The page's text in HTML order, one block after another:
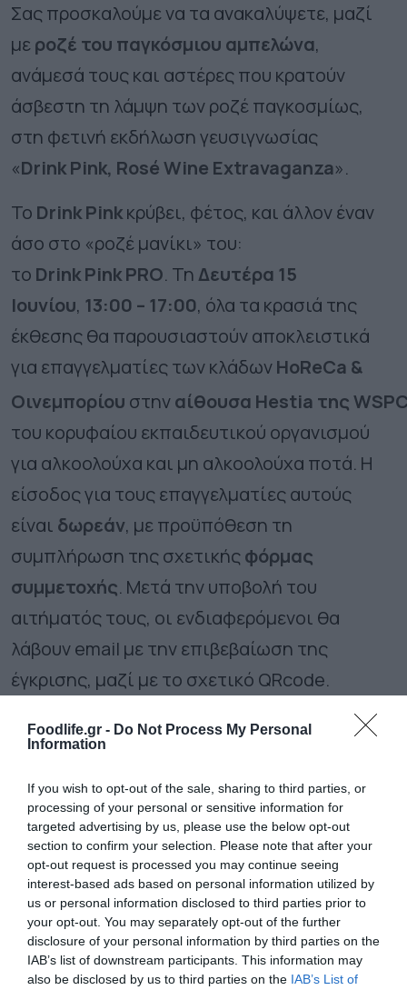
Foodlife.gr - Do Not Process My Personal
Information
If you wish to opt-out of the sale, sharing to third parties, or
processing of your personal or sensitive information for
targeted advertising by us, please use the below opt-out
section to confirm your selection. Please note that after your
opt-out request is processed you may continue seeing
interest-based ads based on personal information utilized by
us or personal information disclosed to third parties prior to
your opt-out. You may separately opt-out of the further
disclosure of your personal information by third parties on the
IAB’s list of downstream participants. This information may
also be disclosed by us to third parties on the IAB’s List of
Σας προσκαλούμε να τα ανακαλύψετε, μαζί
μεροζέ του παγκόσμιου αμπελώνα,
ανάμεσά τους και αστέρες που κρατούν
άσβεστη τη λάμψη των ροζέ παγκοσμίως,
στη φετινή εκδήλωση γευσιγνωσίας
«Drink Pink, Rosé Wine Extravaganza».
Το DrinkPinkκρύβει, φέτος, και άλλον έναν
άσο στο «ροζέ μανίκι» του:
το DrinkPinkPRO. ΤηΔευτέρα 15
Ιουνίου, 13:00 – 17:00, όλα τα κρασιά της
έκθεσης θα παρουσιαστούν αποκλειστικά
για επαγγελματίες των κλάδωνHoReCa &
Οινεμπορίου στηναίθουσα Hestia της
του κορυφαίου εκπαιδευτικού οργανισμού
για αλκοολούχα και μη αλκοολούχα ποτά. Η
είσοδος για τους επαγγελματίες αυτούς
είναι δωρεάν, με προϋπόθεση τη
συμπλήρωση της σχετικήςφόρμας
συμμετοχής. Μετά την υποβολή του
αιτήματός τους, οι ενδιαφερόμενοι θα
λάβουν email με την επιβεβαίωση της
έγκρισης, μαζί με το σχετικό QRcode.
Κυριακή 14 Ιουνίου 2026, 12:00-16:00 &
16:30-20:30, Φάρος, Κέντρο Πολιτισμού
Ίδρυμα Σταύρος Νιάρχος
Ακολουθήστε τοfoodlife.gr στο Google
Newsκαι μάθετε πρώτοι όλες τις ειδήσεις
TAGS: ΚΡΑΣΙ